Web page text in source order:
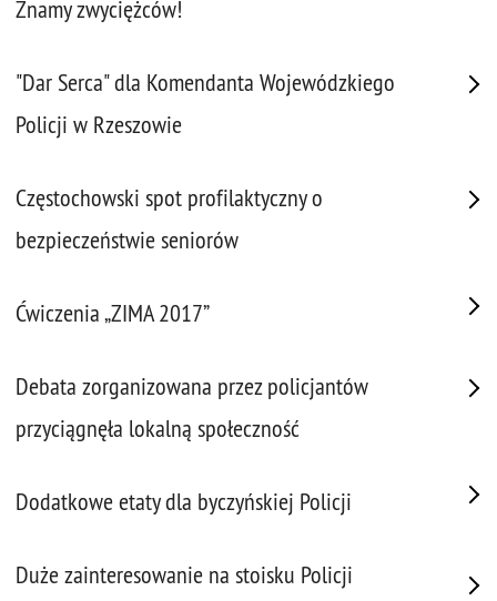
Znamy zwyciężców!
"Dar Serca" dla Komendanta Wojewódzkiego
Policji w Rzeszowie
Częstochowski spot profilaktyczny o
bezpieczeństwie seniorów
Ćwiczenia „ZIMA 2017”
Debata zorganizowana przez policjantów
przyciągnęła lokalną społeczność
Dodatkowe etaty dla byczyńskiej Policji
Duże zainteresowanie na stoisku Policji